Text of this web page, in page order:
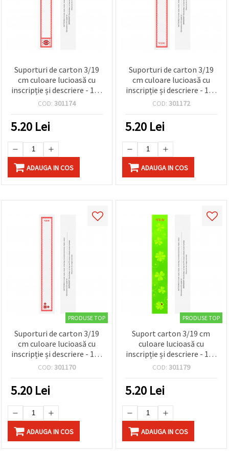
Suporturi de carton 3/19
cm culoare lucioasă cu
inscripție și descriere - 100
bucăți
COD: 301174
5.20 Lei
ADAUGA IN COS
Suporturi de carton 3/19
cm culoare lucioasă cu
inscripție și descriere - 100
bucăți
COD: 301172
5.20 Lei
ADAUGA IN COS
PRODUSE TOP
Suporturi de carton 3/19
cm culoare lucioasă cu
inscripție și descriere - 100
bucăți
COD: 301170
5.20 Lei
ADAUGA IN COS
PRODUSE TOP
Suport carton 3/19 cm
culoare lucioasă cu
inscripție și descriere - 100
bucăți
COD: 301179
5.20 Lei
ADAUGA IN COS